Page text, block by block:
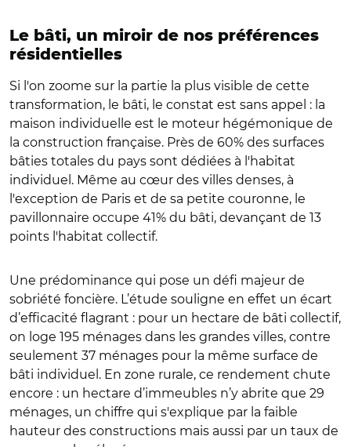
Le bâti, un miroir de nos préférences
résidentielles
Si l'on zoome sur la partie la plus visible de cette
transformation, le bâti, le constat est sans appel : la
maison individuelle est le moteur hégémonique de
la construction française. Près de 60% des surfaces
bâties totales du pays sont dédiées à l'habitat
individuel. Même au cœur des villes denses, à
l'exception de Paris et de sa petite couronne, le
pavillonnaire occupe 41% du bâti, devançant de 13
points l'habitat collectif.
Une prédominance qui pose un défi majeur de
sobriété foncière. L’étude souligne en effet un écart
d’efficacité flagrant : pour un hectare de bâti collectif,
on loge 195 ménages dans les grandes villes, contre
seulement 37 ménages pour la même surface de
bâti individuel. En zone rurale, ce rendement chute
encore : un hectare d’immeubles n’y abrite que 29
ménages, un chiffre qui s'explique par la faible
hauteur des constructions mais aussi par un taux de